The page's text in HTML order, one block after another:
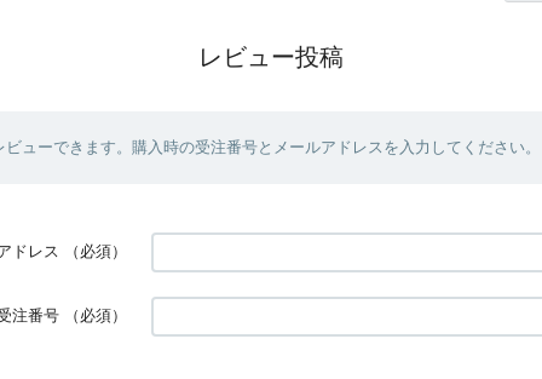
レビュー投稿
ューできます。購入時の受注番号とメールアドレスを入力してください。
ドレス （必須）
注番号 （必須）